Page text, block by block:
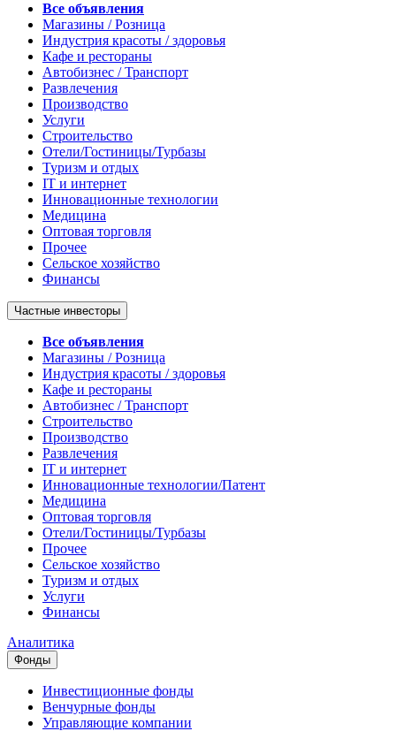
Все объявления
Магазины / Розница
Индустрия красоты / здоровья
Кафе и рестораны
Автобизнес / Транспорт
Развлечения
Производство
Услуги
Строительство
Отели/Гостиницы/Турбазы
Туризм и отдых
IT и интернет
Инновационные технологии
Медицина
Оптовая торговля
Прочее
Сельское хозяйство
Финансы
Частные инвесторы
Все объявления
Магазины / Розница
Индустрия красоты / здоровья
Кафе и рестораны
Автобизнес / Транспорт
Строительство
Производство
Развлечения
IT и интернет
Инновационные технологии/Патент
Медицина
Оптовая торговля
Отели/Гостиницы/Турбазы
Прочее
Сельское хозяйство
Туризм и отдых
Услуги
Финансы
Аналитика
Фонды
Инвестиционные фонды
Венчурные фонды
Управляющие компании